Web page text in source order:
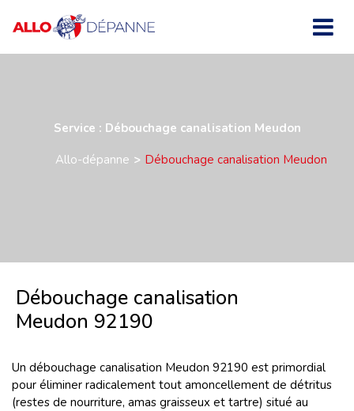
Service : Débouchage canalisation Meudon
Allo-dépanne
Débouchage canalisation Meudon
Débouchage canalisation
Meudon 92190
Un débouchage canalisation Meudon 92190 est primordial
pour éliminer radicalement tout amoncellement de détritus
(restes de nourriture, amas graisseux et tartre) situé au